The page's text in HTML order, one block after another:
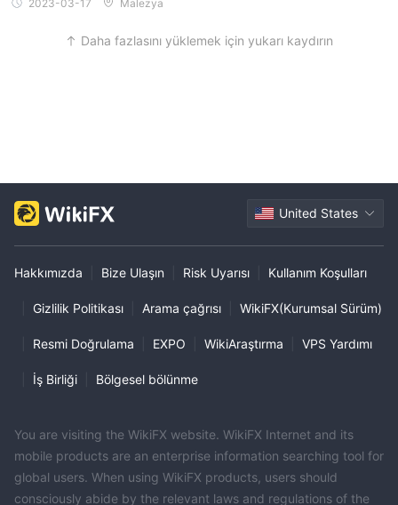
2023-03-17 Malezya
Daha fazlasını yüklemek için yukarı kaydırın
United States
Hakkımızda Bize Ulaşın Risk Uyarısı Kullanım Koşulları
Gizlilik Politikası Arama çağrısı WikiFX(Kurumsal Sürüm)
Resmi Doğrulama EXPO WikiAraştırma VPS Yardımı
İş Birliği Bölgesel bölünme
You are visiting the WikiFX website. WikiFX Internet and its
mobile products are an enterprise information searching tool for
global users. When using WikiFX products, users should
consciously abide by the relevant laws and regulations of the